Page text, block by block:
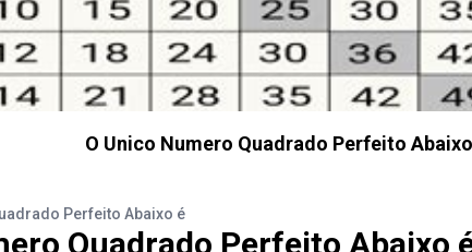
O Unico Numero Quadrado Perfeito
Perfeito Abaixo é
Quadrado Perfeito Abaixo